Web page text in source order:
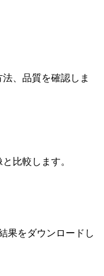
、品質を確認しま
比較します。
果をダウンロードし